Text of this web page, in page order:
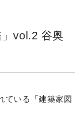
vol.2 谷奥
ている「建築家図